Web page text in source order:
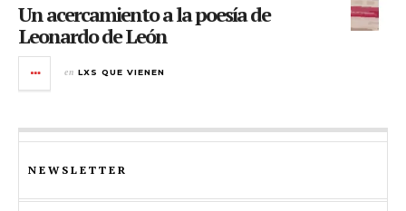
Un acercamiento a la poesía de
Leonardo de León
en LXS QUE VIENEN
NEWSLETTER